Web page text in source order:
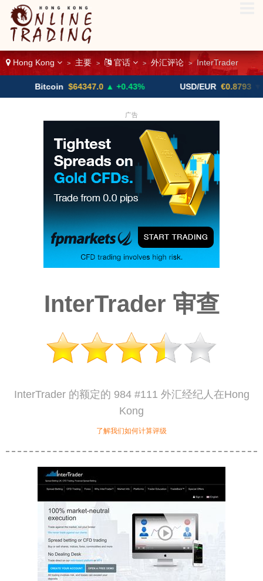
Hong Kong > 主要 > 官话 > 外汇评论 > InterTrader
$64347.0 ▲ +0.43% USD/EUR €0.8793 ▼
广告
InterTrader 审查
InterTrader 的额定的 984 #111 外汇经纪人在Hong
Kong
了解我们如何计算评级